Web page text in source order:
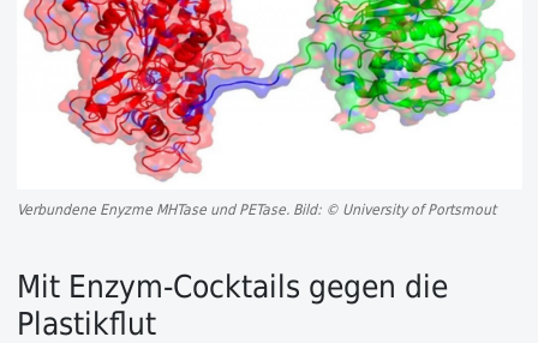
Verbundene Enyzme MHTase und PETase. Bild: © University of Portsmout
Mit Enzym-Cocktails gegen die
Plastikflut